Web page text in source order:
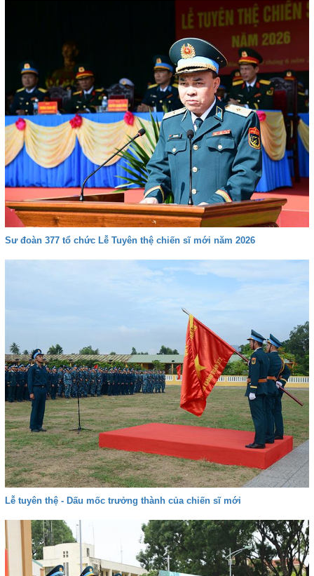
Sư đoàn 377 tổ chức Lễ Tuyên thệ chiến sĩ mới năm 2026
Lễ tuyên thệ - Dấu mốc trưởng thành của chiến sĩ mới